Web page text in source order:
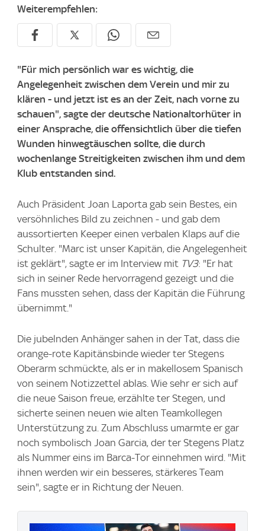
Weiterempfehlen:
"Für mich persönlich war es wichtig, die
Angelegenheit zwischen dem Verein und mir zu
klären - und jetzt ist es an der Zeit, nach vorne zu
schauen", sagte der deutsche Nationaltorhüter in
einer Ansprache, die offensichtlich über die tiefen
Wunden hinwegtäuschen sollte, die durch
wochenlange Streitigkeiten zwischen ihm und dem
Klub entstanden sind.
Auch Präsident Joan Laporta gab sein Bestes, ein
versöhnliches Bild zu zeichnen - und gab dem
aussortierten Keeper einen verbalen Klaps auf die
Schulter. "Marc ist unser Kapitän, die Angelegenheit
ist geklärt", sagte er im Interview mit TV3: "Er hat
sich in seiner Rede hervorragend gezeigt und die
Fans mussten sehen, dass der Kapitän die Führung
übernimmt."
Die jubelnden Anhänger sahen in der Tat, dass die
orange-rote Kapitänsbinde wieder ter Stegens
Oberarm schmückte, als er in makellosem Spanisch
von seinem Notizzettel ablas. Wie sehr er sich auf
die neue Saison freue, erzählte ter Stegen, und
sicherte seinen neuen wie alten Teamkollegen
Unterstützung zu. Zum Abschluss umarmte er gar
noch symbolisch Joan Garcia, der ter Stegens Platz
als Nummer eins im Barca-Tor einnehmen wird. "Mit
ihnen werden wir ein besseres, stärkeres Team
sein", sagte er in Richtung der Neuen.